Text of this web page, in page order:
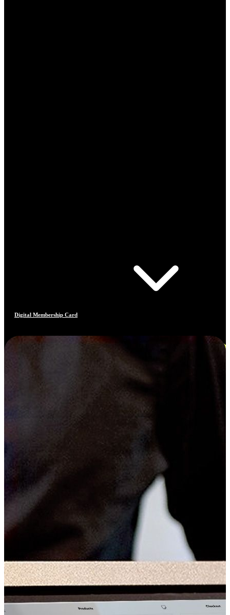
Digital Membership Card